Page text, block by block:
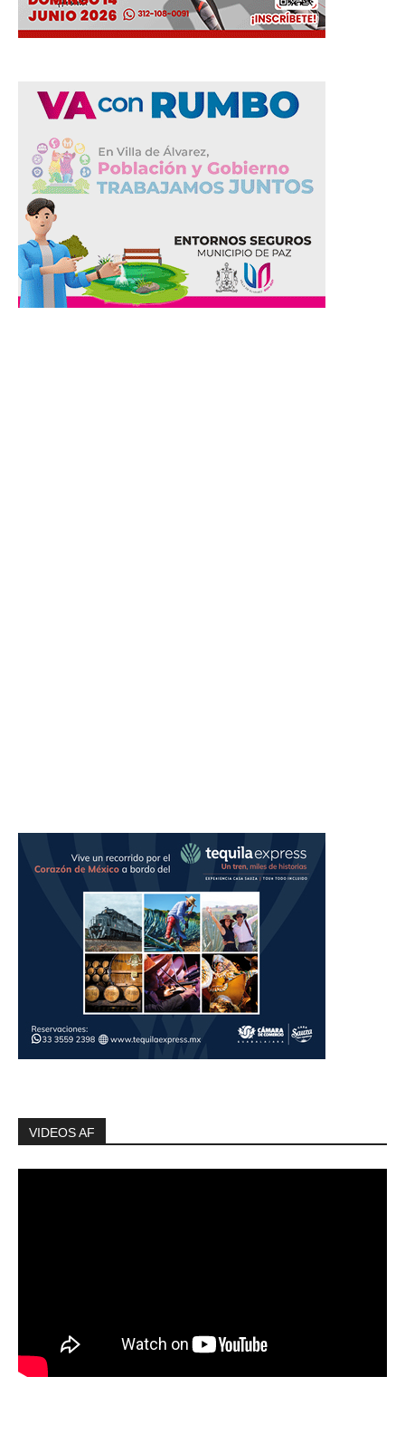
VIDEOS AF